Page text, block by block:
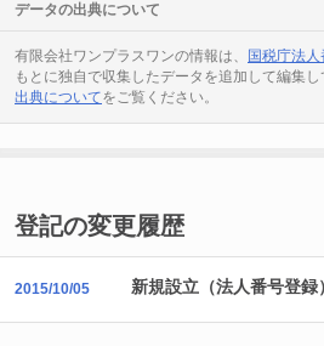
データの出典について
有限会社ワンプラスワンの情報は、 国税庁法人
もとに独自で収集したデータを追加して編集し
出典についてをご覧ください。
登記の変更履歴
2015/10/05 新規設立（法人番号登録）